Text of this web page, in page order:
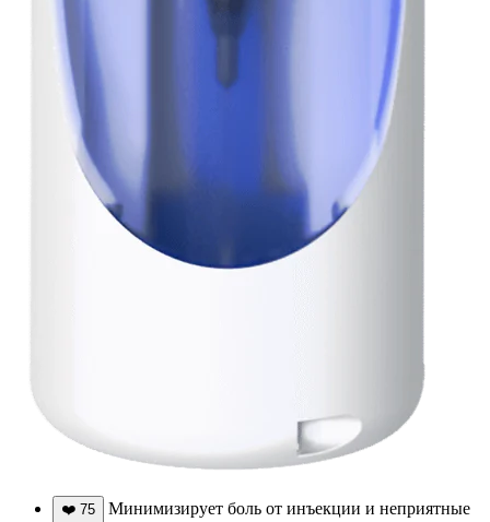
❤️ 75
Минимизирует боль от инъекции и неприятные